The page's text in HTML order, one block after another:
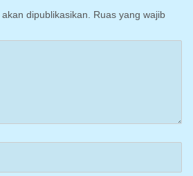
(Irpom)
dipublikasikan.
Ruas yang wajib